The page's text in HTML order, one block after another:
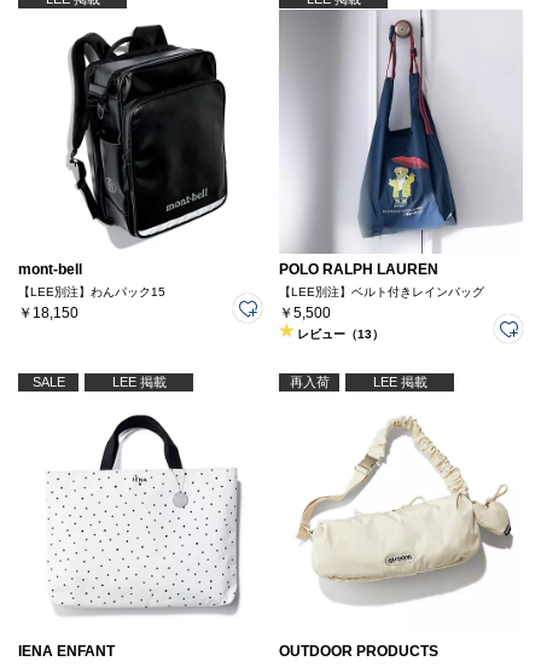
mont-bell
【LEE別注】わんパック15
￥18,150
POLO RALPH LAUREN
【LEE別注】ベルト付きレインバッグ
￥5,500
レビュー（13）
SALE LEE 掲載
IENA ENFANT
再入荷 LEE 掲載
OUTDOOR PRODUCTS